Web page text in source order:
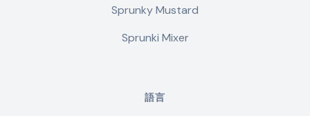
Sprunky Mustard
Sprunki Mixer
語言